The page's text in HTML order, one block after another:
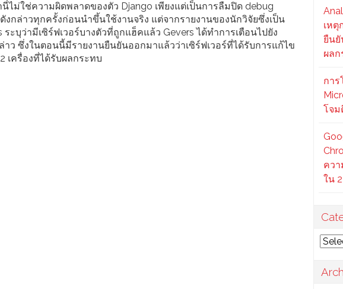
ไม่ใช่ความผิดพลาดของตัว Django เพียงแต่เป็นการลืมปิด debug
กล่าวทุกครั้งก่อนนำขึ้นใช้งานจริง แต่จากรายงานของนักวิจัยซึ่งเป็น
ะบุว่ามีเซิร์ฟเวอร์บางตัวที่ถูกแฮ็คแล้ว Gevers ได้ทำการเตือนไปยัง
าว ซึ่งในตอนนี้มีรายงานยืนยันออกมาแล้วว่าเซิร์ฟเวอร์ที่ได้รับการแก้ไข
เครื่องที่ได้รับผลกระทบ
เหตุ
ยืนยั
ผลก
การ
โจม
ควา
ใน